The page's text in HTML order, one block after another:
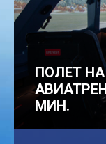
ПОЛЕТ НА
МИН.